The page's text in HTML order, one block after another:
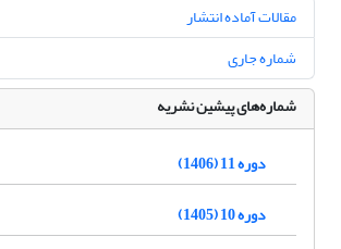
مقالات آماده انتشار
شماره جاری
شماره‌های پیشین نشریه
دوره 11 (1406)
دوره 10 (1405)